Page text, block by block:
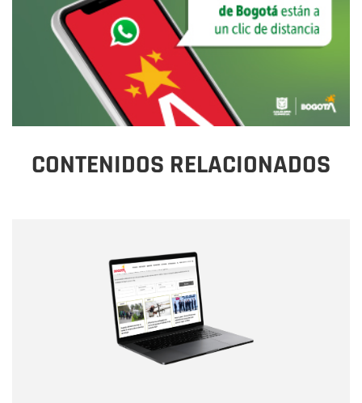
CONTENIDOS RELACIONADOS
Correo electrónico
Tipo de comentario